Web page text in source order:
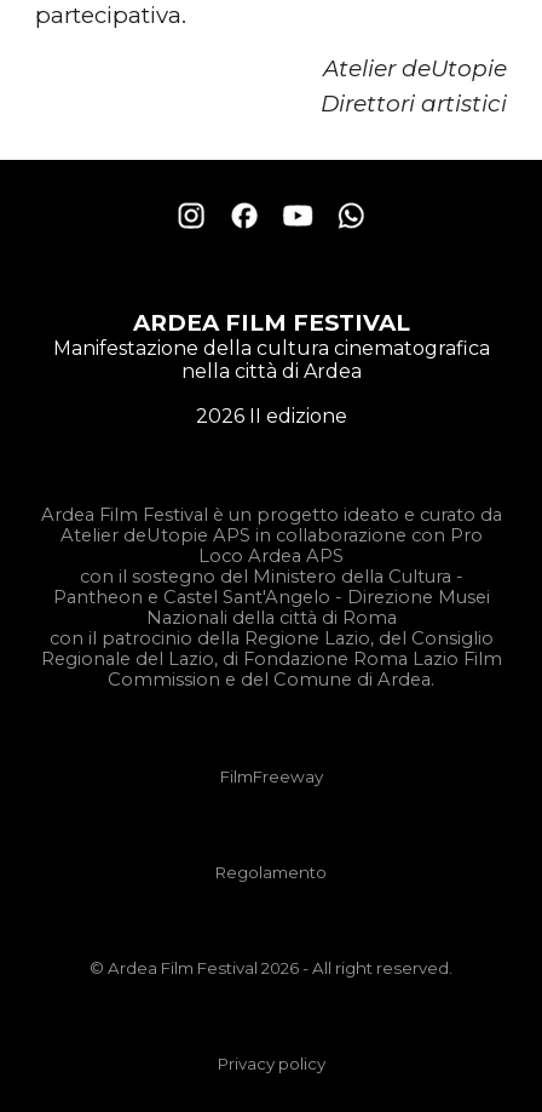
partecipativa.
Atelier deUtopie
Direttori artistici
ARDEA FILM FESTIVAL
Manifestazione della cultura cinematografica
nella città di Ardea
2026 II edizione
Ardea Film Festival è un progetto ideato e curato da
Atelier deUtopie APS in collaborazione con Pro
Loco Ardea APS
con il sostegno del Ministero della Cultura -
Pantheon e Castel Sant'Angelo - Direzione Musei
Nazionali della città di Roma
con il patrocinio della Regione Lazio, del Consiglio
Regionale del Lazio, di Fondazione Roma Lazio Film
Commission e del Comune di Ardea.
FilmFreeway
Regolamento
© Ardea Film Festival 2026-All right reserved.
Privacy policy